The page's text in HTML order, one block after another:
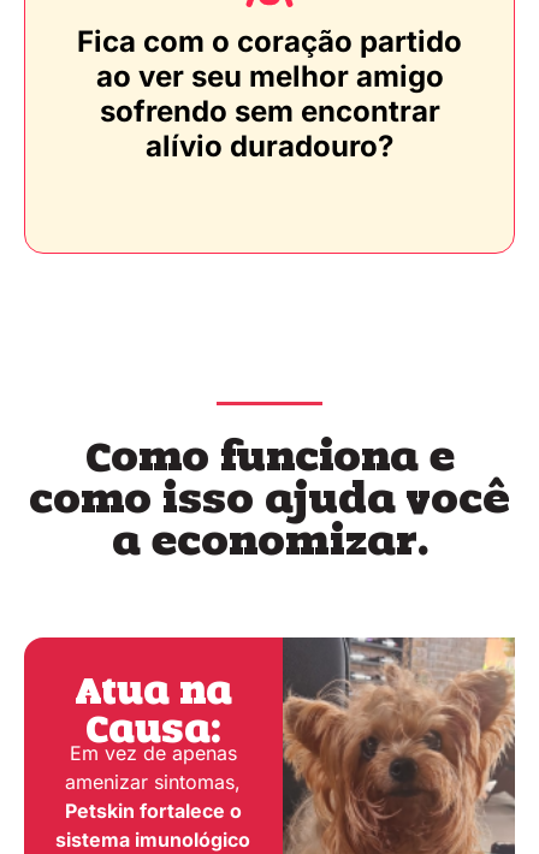
Fica com o coração partido
ao ver seu melhor amigo
sofrendo sem encontrar
alívio duradouro?
Como funciona e
como isso ajuda você
a economizar.
Atua na
Causa:
Em vez de apenas
amenizar sintomas,
Petskin fortalece o
sistema imunológico